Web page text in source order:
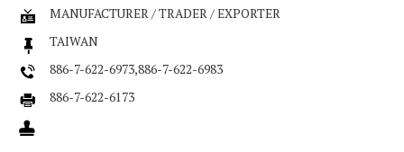
MANUFACTURER / TRADER / EXPORTER
TAIWAN
886-7-622-6973,886-7-622-6983
886-7-622-6173